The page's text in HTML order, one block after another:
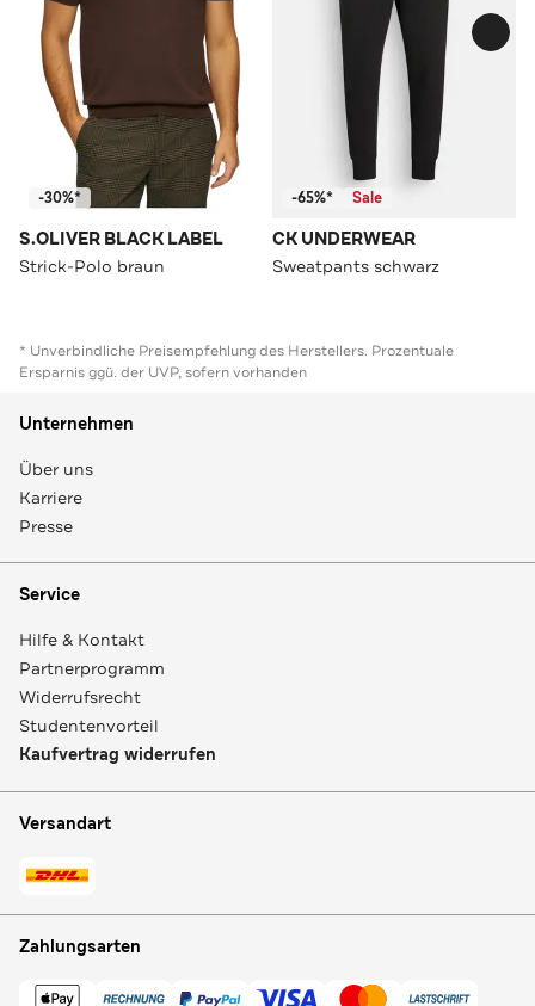
-30%*
S.OLIVER BLACK LABEL
Strick-Polo braun
-65%* Sale
CK UNDERWEAR
Sweatpants schwarz
* Unverbindliche Preisempfehlung des Herstellers. Prozentuale
Ersparnis ggü. der UVP, sofern vorhanden
Unternehmen
Über uns
Karriere
Presse
Service
Hilfe & Kontakt
Partnerprogramm
Widerrufsrecht
Studentenvorteil
Kaufvertrag widerrufen
Versandart
Zahlungsarten